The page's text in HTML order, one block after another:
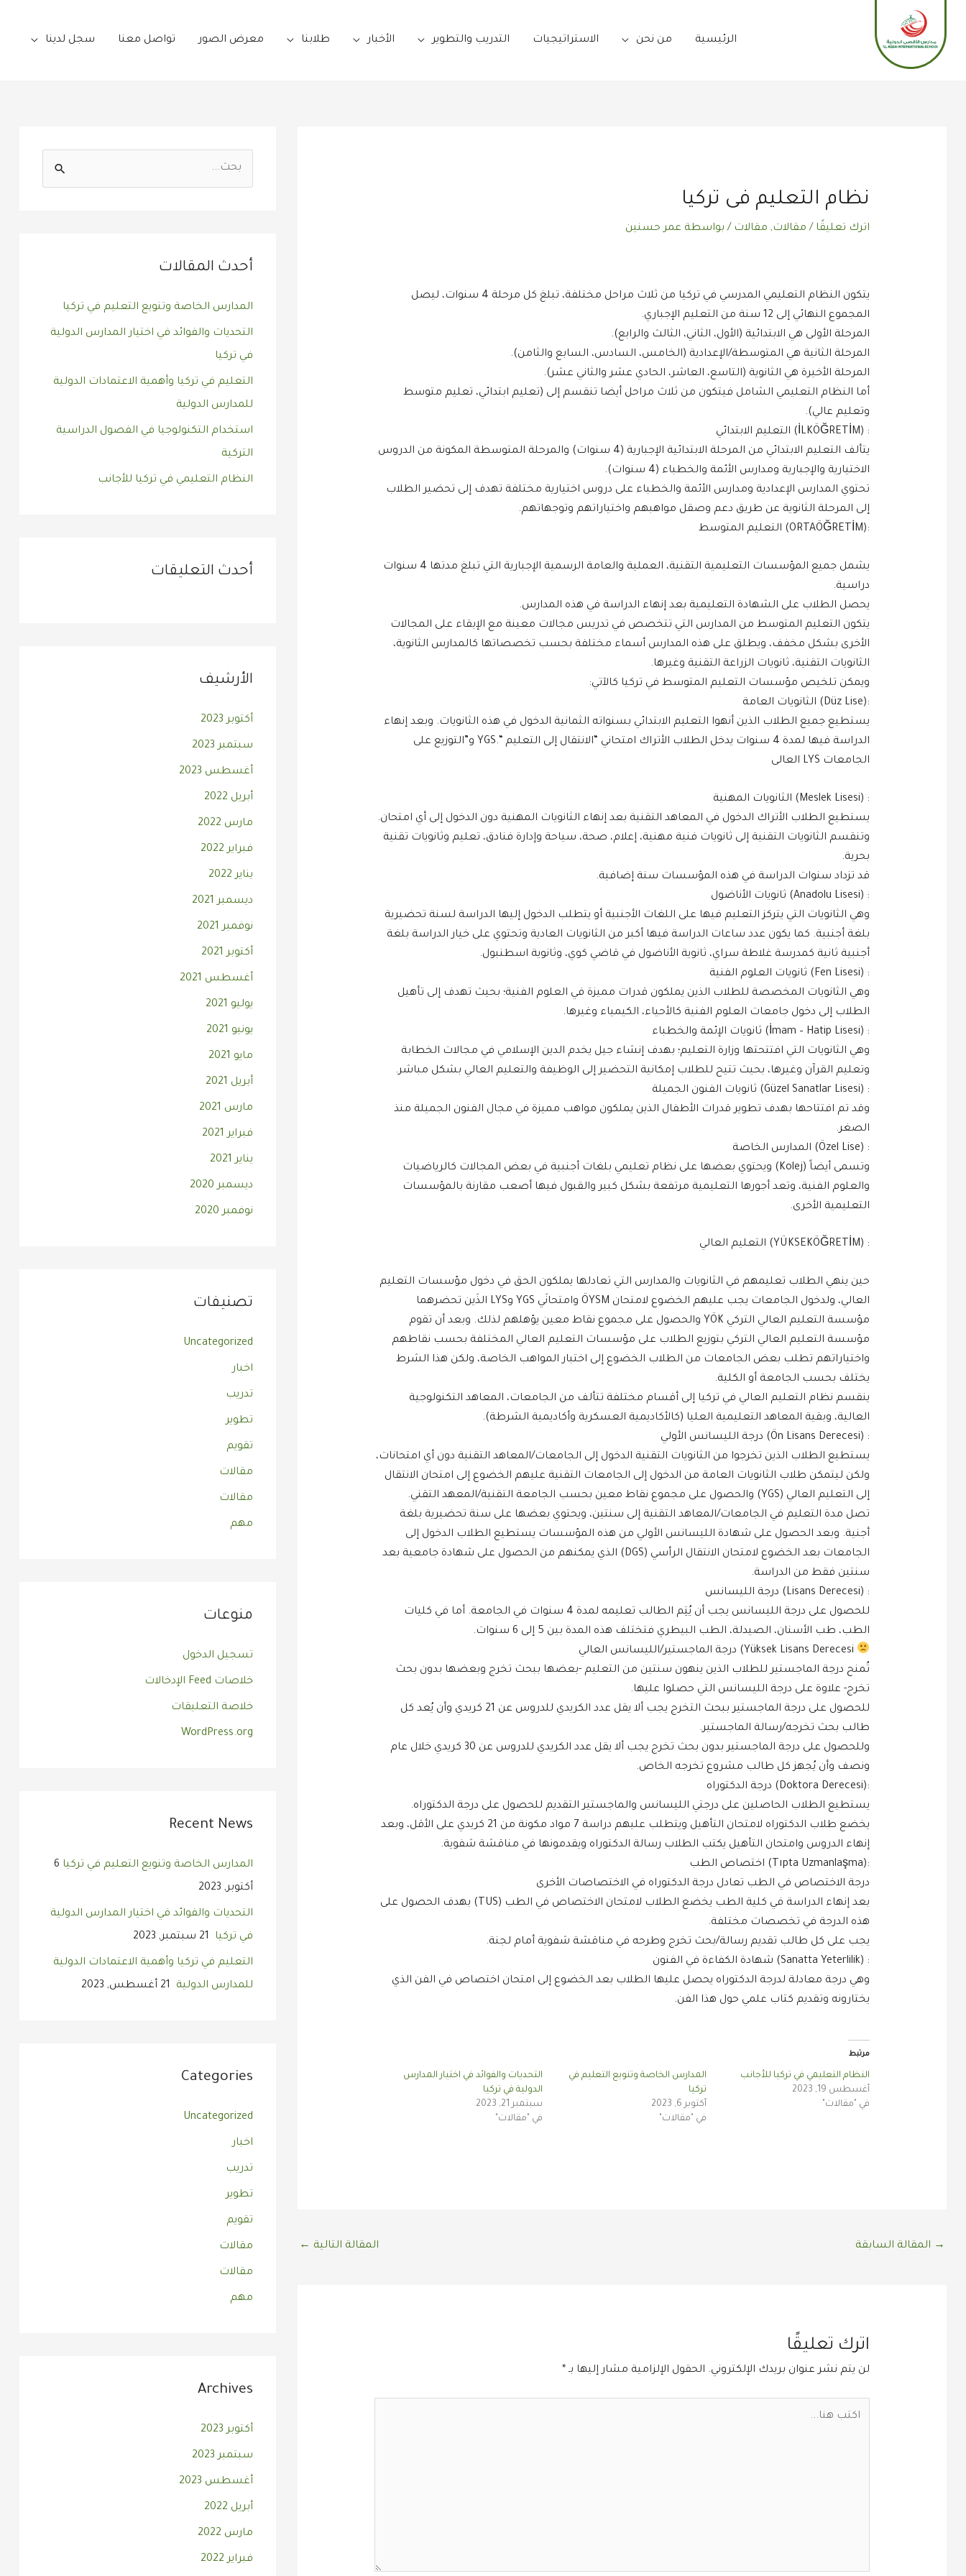
المحتوى
الرئيسية من نحن الاستراتيجيات التدريب والتطوير الأخبار طلابنا معرض الصور تواصل معنا سجل لدينا
نظام التعليم فى تركيا
اترك تعليقًا / مقالات, مقالات / بواسطة عمر حسنين
يتكون النظام التعليمي المدرسي في تركيا من ثلاث مراحل مختلفة، تبلغ كل مرحلة 4 سنوات، ليصل
المجموع النهائي إلى 12 سنة من التعليم الإجباري.
المرحلة الأولى هي الابتدائية (الأول، الثاني، الثالث والرابع).
المرحلة الثانية هي المتوسطة/الإعدادية (الخامس، السادس، السابع والثامن).
المرحلة الأخيرة هي الثانوية (التاسع، العاشر، الحادي عشر والثاني عشر).
أما النظام التعليمي الشامل فيتكون من ثلاث مراحل أيضا تنقسم إلى (تعليم ابتدائي، تعليم متوسط
وتعليم عالي).
: (İLKÖĞRETİM) التعليم الابتدائي
يتألف التعليم الابتدائي من المرحلة الابتدائية الإجبارية (4 سنوات) والمرحلة المتوسطة المكونة من الدروس
الاختيارية والإجبارية ومدارس الأئمة والخطباء (4 سنوات).
تحتوي المدارس الإعدادية ومدارس الأئمة والخطباء على دروس اختيارية مختلفة تهدف إلى تحضير الطلاب
إلى المرحلة الثانوية عن طريق دعم وصقل مواهبهم واختياراتهم وتوجهاتهم.
:(ORTAÖĞRETİM) التعليم المتوسط
يشمل جميع المؤسسات التعليمية التقنية، العملية والعامة الرسمية الإجبارية التي تبلغ مدتها 4 سنوات
دراسية.
يحصل الطلاب على الشهادة التعليمية بعد إنهاء الدراسة في هذه المدارس.
يتكون التعليم المتوسط من المدارس التي تتخصص في تدريس مجالات معينة مع الإبقاء على المجالات
الأخرى بشكل مخفف، ويطلق على هذه المدارس أسماء مختلفة بحسب تخصصاتها كالمدارس الثانوية،
الثانويات التقنية، ثانويات الزراعة التقنية وغيرها.
ويمكن تلخيص مؤسسات التعليم المتوسط في تركيا كالآتي:
:(Düz Lise) الثانويات العامة
يستطيع جميع الطلاب الذين أنهوا التعليم الابتدائي بسنواته الثمانية الدخول في هذه الثانويات. وبعد إنهاء
الدراسة فيها لمدة 4 سنوات يدخل الطلاب الأتراك امتحاني “الانتقال إلى التعليم “.YGS و”التوزيع على
الجامعات LYS العالى
: (Meslek Lisesi) الثانويات المهنية
يستطيع الطلاب الأتراك الدخول في المعاهد التقنية بعد إنهاء الثانويات المهنية دون الدخول إلى أي امتحان.
وتنقسم الثانويات التقنية إلى ثانويات فنية مهنية، إعلام، صحة، سياحة وإدارة فنادق، تعليم وثانويات تقنية
بحرية.
قد تزداد سنوات الدراسة في هذه المؤسسات سنة إضافية.
: (Anadolu Lisesi) ثانويات الأناضول
وهي الثانويات التي يتركز التعليم فيها على اللغات الأجنبية أو يتطلب الدخول إليها الدراسة لسنة تحضيرية
بلغة أجنبية. كما يكون عدد ساعات الدراسة فيها أكبر من الثانويات العادية وتحتوي على خيار الدراسة بلغة
أجنبية ثانية كمدرسة غلاطة سراي، ثانوية الأناضول في قاضي كوي، وثانوية اسطنبول.
: (Fen Lisesi) ثانويات العلوم الفنية
وهي الثانويات المخصصة للطلاب الذين يملكون قدرات مميزة في العلوم الفنية؛ بحيث تهدف إلى تأهيل
الطلاب إلى دخول جامعات العلوم الفنية كالأحياء، الكيمياء وغيرها.
: (İmam – Hatip Lisesi) ثانويات الإئمة والخطباء
وهي الثانويات التي افتتحتها وزارة التعليم؛ بهدف إنشاء جيل يخدم الدين الإسلامي في مجالات الخطابة
وتعليم القرآن وغيرها، بحيث تتيح للطلاب إمكانية التحضير إلى الوظيفة والتعليم العالي بشكل مباشر.
: (Güzel Sanatlar Lisesi) ثانويات الفنون الجميلة
وقد تم افتتاحها بهدف تطوير قدرات الأطفال الذين يملكون مواهب مميزة في مجال الفنون الجميلة منذ
الصغر.
: (Özel Lise) المدارس الخاصة
وتسمى أيضاً (Kolej) ويحتوي بعضها على نظام تعليمي بلغات أجنبية في بعض المجالات كالرياضيات
والعلوم الفنية، وتعد أجورها التعليمية مرتفعة بشكل كبير والقبول فيها أصعب مقارنة بالمؤسسات
التعليمية الأخرى.
: (YÜKSEKÖĞRETİM) التعليم العالي
حين ينهي الطلاب تعليمهم في الثانويات والمدارس التي تعادلها يملكون الحق في دخول مؤسسات التعليم
العالي، ولدخول الجامعات يجب عليهم الخضوع لامتحان ÖYSM وامتحانَي YGS وLYS الذَين تحضرهما
مؤسسة التعليم العالي التركي YÖK والحصول على مجموع نقاط معين يؤهلهم لذلك. وبعد أن تقوم
مؤسسة التعليم العالي التركي بتوزيع الطلاب على مؤسسات التعليم العالي المختلفة بحسب نقاطهم
واختياراتهم تطلب بعض الجامعات من الطلاب الخضوع إلى اختبار المواهب الخاصة، ولكن هذا الشرط
يختلف بحسب الجامعة أو الكلية.
ينقسم نظام التعليم العالي في تركيا إلى أقسام مختلفة تتألف من الجامعات، المعاهد التكنولوجية
العالية، وبقية المعاهد التعليمية العليا (كالأكاديمية العسكرية وأكاديمية الشرطة).
: (Ön Lisans Derecesi) درجة الليسانس الأولي
يستطيع الطلاب الذين تخرجوا من الثانويات التقنية الدخول إلى الجامعات/المعاهد التقنية دون أي امتحانات،
ولكن ليتمكن طلاب الثانويات العامة من الدخول إلى الجامعات التقنية عليهم الخضوع إلى امتحان الانتقال
إلى التعليم العالي (YGS) والحصول على مجموع نقاط معين بحسب الجامعة التقنية/المعهد التقني.
تصل مدة التعليم في الجامعات/المعاهد التقنية إلى سنتين، ويحتوي بعضها على سنة تحضيرية بلغة
أجنية. وبعد الحصول على شهادة الليسانس الأولي من هذه المؤسسات يستطيع الطلاب الدخول إلى
الجامعات بعد الخضوع لامتحان الانتقال الرأسي (DGS) الذي يمكنهم من الحصول على شهادة جامعية بعد
سنتين فقط من الدراسة.
: (Lisans Derecesi) درجة الليسانس
للحصول على درجة الليسانس يجب أن يُتِم الطالب تعليمه لمدة 4 سنوات في الجامعة. أما في كليات
الطب، طب الأسنان، الصيدلة، الطب البيطري فتختلف هذه المدة بين 5 إلى 6 سنوات.
تُمنح درجة الماجستير للطلاب الذين ينهون سنتين من التعليم -بعضها ببحث تخرج وبعضها بدون بحث
تخرج- علاوة على درجة الليسانس التي حصلوا عليها.
للحصول على درجة الماجستير ببحث التخرج يجب ألا يقل عدد الكريدي للدروس عن 21 كريدي وأن يُعد كل
طالب بحث تخرجه/رسالة الماجستير.
وللحصول على درجة الماجستير بدون بحث تخرج يجب ألا يقل عدد الكريدي للدروس عن 30 كريدي خلال عام
ونصف وأن يُجهز كل طالب مشروع تخرجه الخاص.
:(Doktora Derecesi) درجة الدكتوراه
يستطيع الطلاب الحاصلين على درجتي الليسانس والماجستير التقديم للحصول على درجة الدكتوراه.
يخضع طلاب الدكتوراه لامتحان التأهيل ويتطلب عليهم دراسة 7 مواد مكونة من 21 كريدي على الأقل، وبعد
إنهاء الدروس وامتحان التأهيل يكتب الطلاب رسالة الدكتوراه ويقدمونها في مناقشة شفوية.
:(Tıpta Uzmanlaşma) اختصاص الطب
درجة الاختصاص في الطب تعادل درجة الدكتوراه في الاختصاصات الأخرى
بعد إنهاء الدراسة في كلية الطب يخضع الطلاب لامتحان الاختصاص في الطب (TUS) بهدف الحصول على
هذه الدرجة في تخصصات مختلفة.
يجب على كل طالب تقديم رسالة/بحث تخرج وطرحه في مناقشة شفوية أمام لجنة.
: (Sanatta Yeterlilik) شهادة الكفاءة في الفنون
وهي درجة معادلة لدرجة الدكتوراه يحصل عليها الطلاب بعد الخضوع إلى امتحان اختصاص في الفن الذي
يختارونه وتقديم كتاب علمي حول هذا الفن.
مرتبط
النظام التعليمي في تركيا للأجانب
أغسطس 19, 2023
في "مقالات"
المدارس الخاصة وتنويع التعليم في
تركيا
أكتوبر 6, 2023
في "مقالات"
التحديات والفوائد في اختيار المدارس
الدولية في تركيا
سبتمبر 21, 2023
في "مقالات"
→ المقالة السابقة المقالة التالية ←
اترك تعليقًا
لن يتم نشر عنوان بريدك الإلكتروني. الحقول الإلزامية مشار إليها بـ *
ث
ن
:
أحدث المقالات
المدارس الخاصة وتنويع التعليم في تركيا
التحديات والفوائد في اختيار المدارس الدولية
في تركيا
التعليم في تركيا وأهمية الاعتمادات الدولية
للمدارس الدولية
استخدام التكنولوجيا في الفصول الدراسية
التركية
النظام التعليمي في تركيا للأجانب
أحدث التعليقات
الأرشيف
أكتوبر 2023
سبتمبر 2023
أغسطس 2023
أبريل 2022
مارس 2022
فبراير 2022
يناير 2022
ديسمبر 2021
نوفمبر 2021
أكتوبر 2021
أغسطس 2021
يوليو 2021
يونيو 2021
مايو 2021
أبريل 2021
مارس 2021
فبراير 2021
يناير 2021
ديسمبر 2020
نوفمبر 2020
تصنيفات
Uncategorized
اخبار
تدريب
تطوير
تقويم
مقالات
مقالات
مهم
منوعات
تسجيل الدخول
خلاصات Feed الإدخالات
خلاصة التعليقات
WordPress.org
Recent News
المدارس الخاصة وتنويع التعليم في تركيا 6
أكتوبر, 2023
التحديات والفوائد في اختيار المدارس الدولية
في تركيا
21 سبتمبر, 2023
التعليم في تركيا وأهمية الاعتمادات الدولية
للمدارس الدولية
21 أغسطس, 2023
Categories
Uncategorized
اخبار
تدريب
تطوير
تقويم
مقالات
مقالات
مهم
Archives
أكتوبر 2023
سبتمبر 2023
أغسطس 2023
أبريل 2022
مارس 2022
فبراير 2022